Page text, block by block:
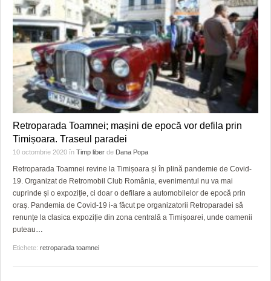
FILME DOCUMENTARE
CLIPURI VIDEO
JOCURI ONLINE
DIVERSE
HARTA TIMIŞOAREI
LICEE, ŞCOLI ŞI GRĂDINIŢE DIN TIMIŞ
PRIMĂRIILE DIN TIMIŞ
SFATUL MEDICULUI
Retroparada Toamnei; mașini de epocă vor defila prin
Timișoara. Traseul paradei
10 octombrie 2020 în Timp liber de Dana Popa
Retroparada Toamnei revine la Timișoara și în plină pandemie de Covid-
19. Organizat de Retromobil Club România, evenimentul nu va mai
cuprinde și o expoziție, ci doar o defilare a automobilelor de epocă prin
oraș. Pandemia de Covid-19 i-a făcut pe organizatorii Retroparadei să
renunțe la clasica expoziție din zona centrală a Timișoarei, unde oamenii
puteau…
Etichete: retroparada toamnei